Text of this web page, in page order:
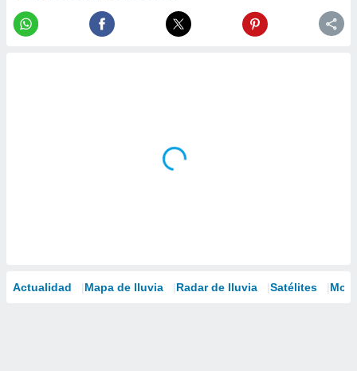
Actualidad Mapa de lluvia Radar de lluvia Satélites